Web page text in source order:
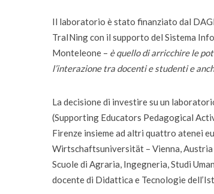
Il laboratorio è stato finanziato dal
TraINing con il supporto del Sistema
Monteleone – è quello di arricchire le
l’interazione tra docenti e studenti e
La decisione di investire su un
(Supporting Educators Pedagogical
Firenze insieme ad altri quattro atenei
Wirtschaftsuniversität – Vienna, Austria
Scuole di Agraria, Ingegneria, Studi
docente di Didattica e Tecnologie